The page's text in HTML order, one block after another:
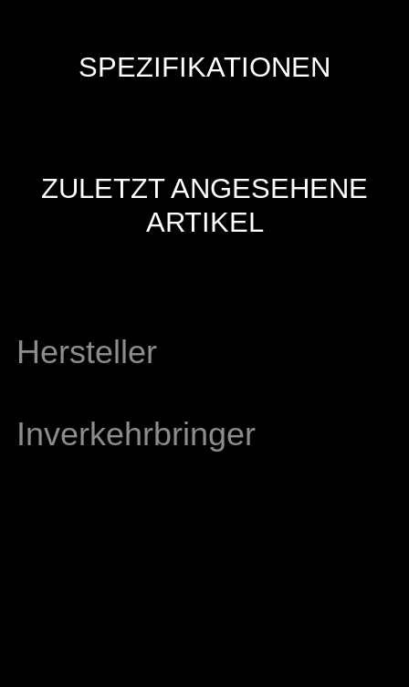
SPEZIFIKATIONEN
ZULETZT ANGESEHENE
ARTIKEL
Hersteller
Inverkehrbringer